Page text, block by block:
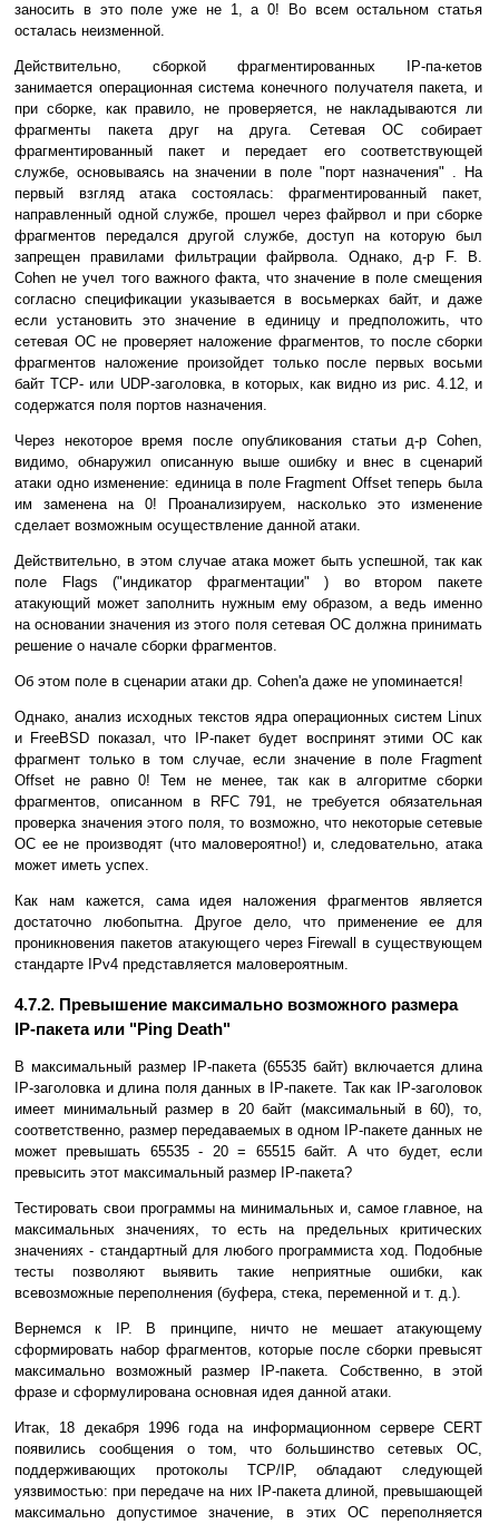
заносить в это поле уже не 1, а 0! Во всем остальном статья
осталась неизменной.
Действительно, сборкой фрагментированных IP-па-кетов
занимается операционная система конечного получателя пакета, и
при сборке, как правило, не проверяется, не накладываются ли
фрагменты пакета друг на друга. Сетевая ОС собирает
фрагментированный пакет и передает его соответствующей
службе, основываясь на значении в поле "порт назначения" . На
первый взгляд атака состоялась: фрагментированный пакет,
направленный одной службе, прошел через файрвол и при сборке
фрагментов передался другой службе, доступ на которую был
запрещен правилами фильтрации файрвола. Однако, д-р F. B.
Cohen не учел того важного факта, что значение в поле смещения
согласно спецификации указывается в восьмерках байт, и даже
если установить это значение в единицу и предположить, что
сетевая ОС не проверяет наложение фрагментов, то после сборки
фрагментов наложение произойдет только после первых восьми
байт TCP- или UDP-заголовка, в которых, как видно из рис. 4.12, и
содержатся поля портов назначения.
Через некоторое время после опубликования статьи д-р Cohen,
видимо, обнаружил описанную выше ошибку и внес в сценарий
атаки одно изменение: единица в поле Fragment Offset теперь была
им заменена на 0! Проанализируем, насколько это изменение
сделает возможным осуществление данной атаки.
Действительно, в этом случае атака может быть успешной, так как
поле Flags ("индикатор фрагментации" ) во втором пакете
атакующий может заполнить нужным ему образом, а ведь именно
на основании значения из этого поля сетевая ОС должна принимать
решение о начале сборки фрагментов.
Об этом поле в сценарии атаки др. Cohen'a даже не упоминается!
Однако, анализ исходных текстов ядра операционных систем Linux
и FreeBSD показал, что IP-пакет будет воспринят этими ОС как
фрагмент только в том случае, если значение в поле Fragment
Offset не равно 0! Тем не менее, так как в алгоритме сборки
фрагментов, описанном в RFC 791, не требуется обязательная
проверка значения этого поля, то возможно, что некоторые сетевые
ОС ее не производят (что маловероятно!) и, следовательно, атака
может иметь успех.
Как нам кажется, сама идея наложения фрагментов является
достаточно любопытна. Другое дело, что применение ее для
проникновения пакетов атакующего через Firewall в существующем
стандарте IPv4 представляется маловероятным.
4.7.2. Превышение максимально возможного размера
IP-пакета или "Ping Death"
В максимальный размер IP-пакета (65535 байт) включается длина
IP-заголовка и длина поля данных в IP-пакете. Так как IP-заголовок
имеет минимальный размер в 20 байт (максимальный в 60), то,
соответственно, размер передаваемых в одном IP-пакете данных не
может превышать 65535 - 20 = 65515 байт. А что будет, если
превысить этот максимальный размер IP-пакета?
Тестировать свои программы на минимальных и, самое главное, на
максимальных значениях, то есть на предельных критических
значениях - стандартный для любого программиста ход. Подобные
тесты позволяют выявить такие неприятные ошибки, как
всевозможные переполнения (буфера, стека, переменной и т. д.).
Вернемся к IP. В принципе, ничто не мешает атакующему
сформировать набор фрагментов, которые после сборки превысят
максимально возможный размер IP-пакета. Собственно, в этой
фразе и сформулирована основная идея данной атаки.
Итак, 18 декабря 1996 года на информационном сервере CERT
появились сообщения о том, что большинство сетевых ОС,
поддерживающих протоколы TCP/IP, обладают следующей
уязвимостью: при передаче на них IP-пакета длиной, превышающей
максимально допустимое значение, в этих ОС переполняется